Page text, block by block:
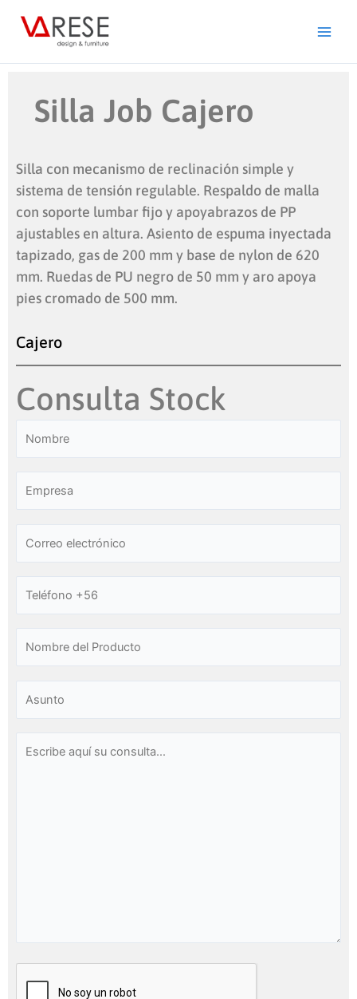
Silla Job Cajero
Silla con mecanismo de reclinación simple y
sistema de tensión regulable. Respaldo de malla
con soporte lumbar fijo y apoyabrazos de PP
ajustables en altura. Asiento de espuma inyectada
tapizado, gas de 200 mm y base de nylon de 620
mm. Ruedas de PU negro de 50 mm y aro apoya
pies cromado de 500 mm.
Cajero
Consulta Stock